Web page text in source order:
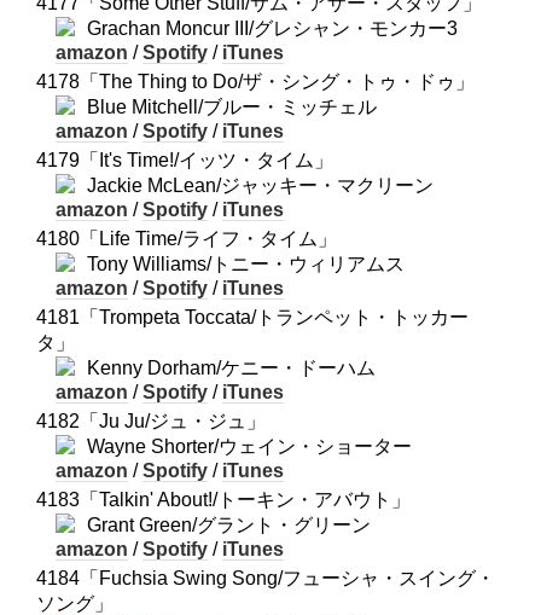
Grachan Moncur III/グレシャン・モンカー3
amazon /Spotify / iTunes
4178「The Thing to Do/ザ・シング・トゥ・ドゥ」
Blue Mitchell/ブルー・ミッチェル
amazon /Spotify / iTunes
4179「It's Time!/イッツ・タイム」
Jackie McLean/ジャッキー・マクリーン
amazon /Spotify / iTunes
4180「Life Time/ライフ・タイム」
Tony Williams/トニー・ウィリアムス
amazon /Spotify / iTunes
4181「Trompeta Toccata/トランペット・トッカー
タ」
Kenny Dorham/ケニー・ドーハム
amazon /Spotify / iTunes
4182「Ju Ju/ジュ・ジュ」
Wayne Shorter/ウェイン・ショーター
amazon /Spotify / iTunes
4183「Talkin' About!/トーキン・アバウト」
Grant Green/グラント・グリーン
amazon /Spotify / iTunes
4184「Fuchsia Swing Song/フューシャ・スイング・
ソング」